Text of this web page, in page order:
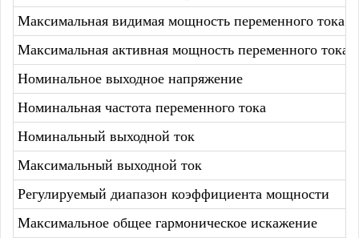
Максимальная видимая мощность переменного тока
Максимальная активная мощность переменного тока
Номинальное выходное напряжение
Номинальная частота переменного тока
Номинальный выходной ток
Максимальный выходной ток
Регулируемый диапазон коэффициента мощности
Максимальное общее гармоническое искажение